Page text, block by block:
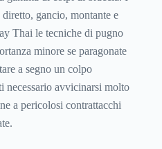
gancio, montante e
Thai le tecniche di pugno
minore se paragonate
a segno un colpo
necessario avvicinarsi molto
a pericolosi contrattacchi